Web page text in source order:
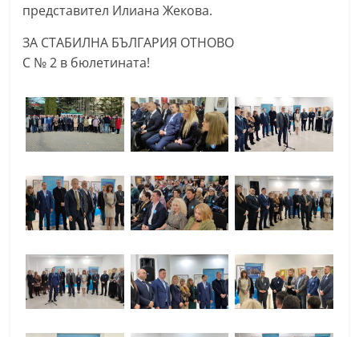
представител Илиана Жекова.
ЗА СТАБИЛНА БЪЛГАРИЯ ОТНОВО
С № 2 в бюлетината!